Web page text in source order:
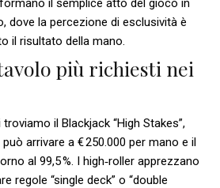
il semplice atto del gioco in
dove la percezione di esclusività è
il risultato della mano.
più richiesti nei
il Blackjack “High Stakes”,
arrivare a € 250.000 per mano e il
al 99,5 %. I high‑roller apprezzano
regole “single deck” o “double